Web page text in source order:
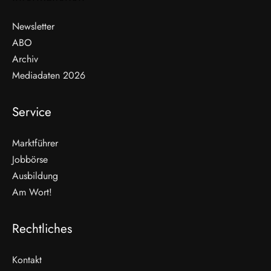
Newsletter
ABO
Archiv
Mediadaten 2026
Service
Marktführer
Jobbörse
Ausbildung
Am Wort!
Rechtliches
Kontakt